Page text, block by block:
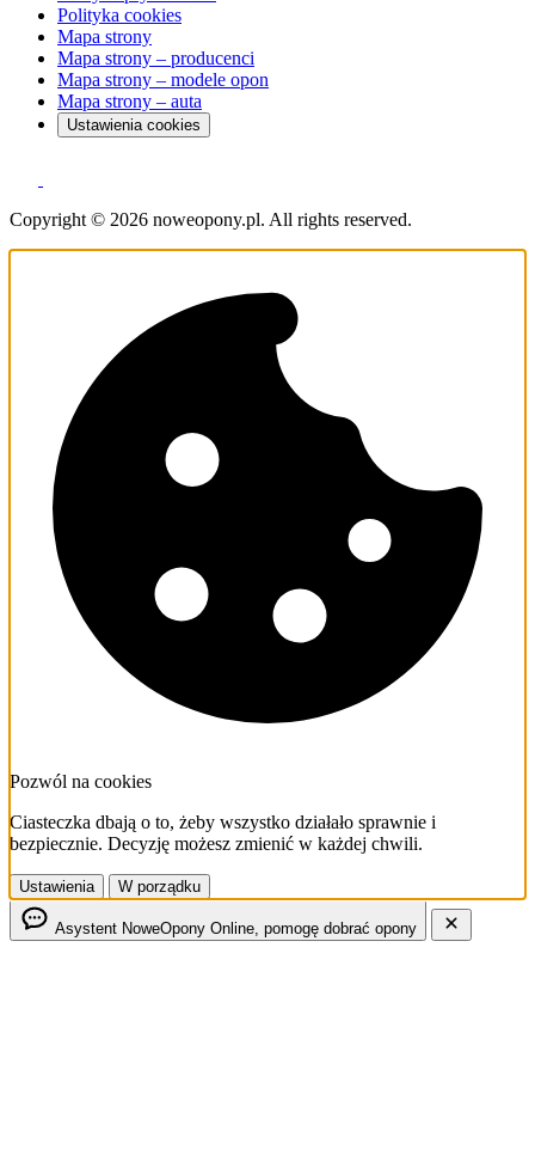
Polityka cookies
Mapa strony
Mapa strony – producenci
Mapa strony – modele opon
Mapa strony – auta
Ustawienia cookies
Copyright © 2026 noweopony.pl. All rights reserved.
Pozwól na cookies
Ciasteczka dbają o to, żeby wszystko działało sprawnie i
bezpiecznie. Decyzję możesz zmienić w każdej chwili.
Ustawienia W porządku
Asystent NoweOpony Online, pomogę dobrać opony